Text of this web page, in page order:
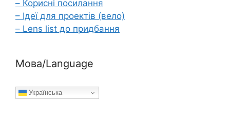
– Корисні посилання
– Ідеї для проектів (вело)
– Lens list до придбання
Мова/Language
Українська